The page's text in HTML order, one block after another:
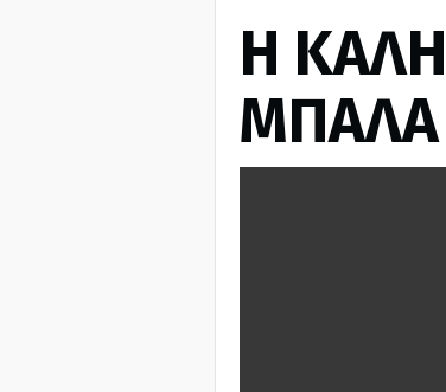
H
ΜΠΑΛΑ